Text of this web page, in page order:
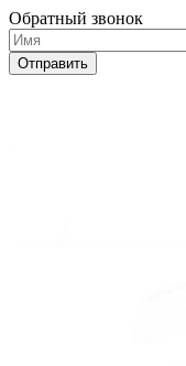
Обратный звонок